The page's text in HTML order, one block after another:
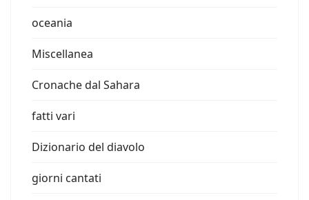
oceania
Miscellanea
Cronache dal Sahara
fatti vari
Dizionario del diavolo
giorni cantati